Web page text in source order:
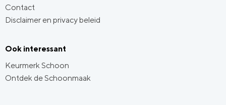
Contact
Disclaimer en privacy beleid
Ook interessant
Keurmerk Schoon
Ontdek de Schoonmaak